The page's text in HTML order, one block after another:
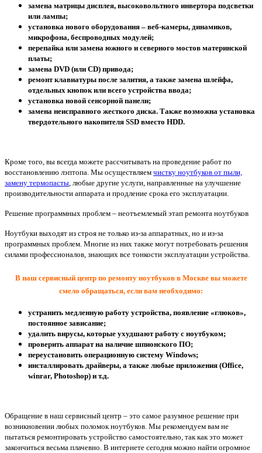
замена матрицы дисплея, высоковольтного инвертора подсветки
или лампы;
установка нового оборудования – веб-камеры, динамиков,
микрофона, беспроводных модулей;
перепайка или замена южного и северного мостов материнской
платы;
замена DVD (или CD) привода;
ремонт клавиатуры после залития, а также замена шлейфа,
отдельных кнопок или всего устройства ввода;
установка новой сенсорной панели;
замена неисправного жесткого диска. Также возможна установка
твердотельного накопителя SSD вместо HDD.
Кроме того, вы всегда можете рассчитывать на проведение работ по
восстановлению лэптопа. Мы осуществляем чистку ноутбуков от пыли,
замену термопасты , любые другие услуги, направленные на улучшение
производительности аппарата и продление срока его эксплуатации.
Решение программных проблем – неотъемлемый этап ремонта ноутбуков
Ноутбуки выходят из строя не только из-за аппаратных, но и из-за
программных проблем. Многие из них также могут потребовать решения
силами профессионалов, знающих все тонкости эксплуатации устройства.
В наш сервисный центр по ремонту ноутбуков в Москве вы можете
смело обращаться, если вам необходимо:
устранить медленную работу устройства, появление «глюков»,
постоянное зависание;
удалить вирусы, которые ухудшают работу с ноутбуком;
проверить аппарат на наличие шпионского ПО;
переустановить операционную систему Windows;
инсталлировать драйверы, а также любые приложения (Office,
winrar, Photoshop) и т.д.
Обращение в наш сервисный центр – это самое разумное решение при
возникновении любых поломок ноутбуков. Мы рекомендуем вам не
пытаться ремонтировать устройство самостоятельно, так как это может
закончиться весьма плачевно. В интернете сегодня можно найти огромное